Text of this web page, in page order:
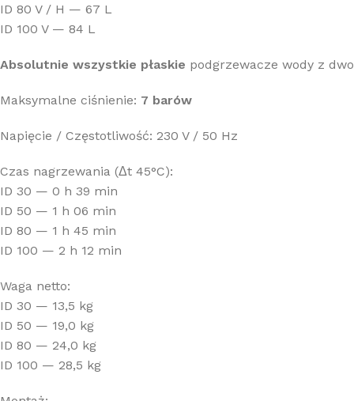
ID 80 V / H — 67 L
ID 100 V — 84 L
Absolutnie wszystkie płaskie podgrzewacze wody z
Maksymalne ciśnienie: 7 barów
Napięcie / Częstotliwość: 230 V / 50 Hz
Czas nagrzewania (Δt 45°C):
ID 30 — 0 h 39 min
ID 50 — 1 h 06 min
ID 80 — 1 h 45 min
ID 100 — 2 h 12 min
Waga netto:
ID 30 — 13,5 kg
ID 50 — 19,0 kg
ID 80 — 24,0 kg
ID 100 — 28,5 kg